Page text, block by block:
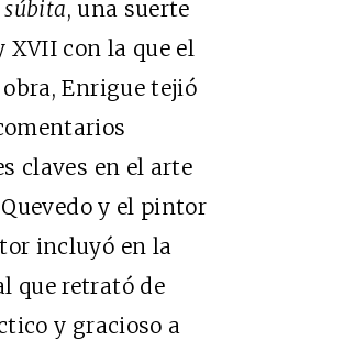
, una suerte
con la que el
Enrigue tejió
claves en el arte
y el pintor
incluyó en la
que retrató de
y gracioso a